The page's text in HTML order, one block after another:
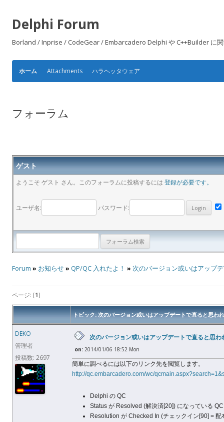
Delphi Forum
Borland / Inprise / CodeGear / Embarcadero Delphi や C++Builder に
ホーム Attachments ハラヘッタウェア
フォーラム
ゲスト
ようこそ ゲスト さん。このフォーラムに投稿するには 登録が必要です。
ユーザ名: パスワード:
Forum » お知らせ» QP/QC 入れたよ！ » 次のバージョン或いはアップ
ページ: [1]
トピック: 次のバージョン或いはアップデートで直ると思わ
DEKO
管理者
投稿数: 2697
次のバージョン或いはアップデートで直ると思
on: 2014/01/06 18:52 Mon
簡単に調べるには以下のリンク先を閲覧します。
http://qc.embarcadero.com/wc/
Delphi の QC
Status が Resolved (解決済[20]) になっている QC
Resolution が Checked In (チェックイン[90] = 配